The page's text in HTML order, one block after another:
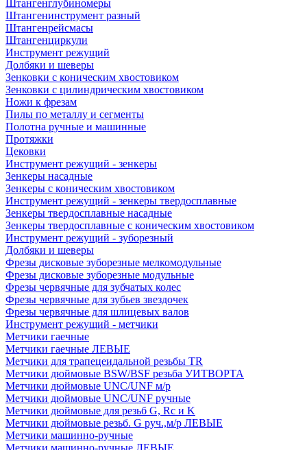
Штангенглубиномеры
Штангенинструмент разный
Штангенрейсмасы
Штангенциркули
Инструмент режущий
Долбяки и шеверы
Зенковки с коническим хвостовиком
Зенковки с цилиндрическим хвостовиком
Ножи к фрезам
Пилы по металлу и сегменты
Полотна ручные и машинные
Протяжки
Цековки
Инструмент режущий - зенкеры
Зенкеры насадные
Зенкеры с коническим хвостовиком
Инструмент режущий - зенкеры твердосплавные
Зенкеры твердосплавные насадные
Зенкеры твердосплавные с коническим хвостовиком
Инструмент режущий - зуборезный
Долбяки и шеверы
Фрезы дисковые зуборезные мелкомодульные
Фрезы дисковые зуборезные модульные
Фрезы червячные для зубчатых колес
Фрезы червячные для зубьев звездочек
Фрезы червячные для шлицевых валов
Инструмент режущий - метчики
Метчики гаечные
Метчики гаечные ЛЕВЫЕ
Метчики для трапецеидальной резьбы TR
Метчики дюймовые BSW/BSF резьба УИТВОРТА
Метчики дюймовые UNC/UNF м/р
Метчики дюймовые UNC/UNF ручные
Метчики дюймовые для резьб G, Rc и K
Метчики дюймовые резьб. G руч.,м/р ЛЕВЫЕ
Метчики машинно-ручные
Метчики машинно-ручные ЛЕВЫЕ